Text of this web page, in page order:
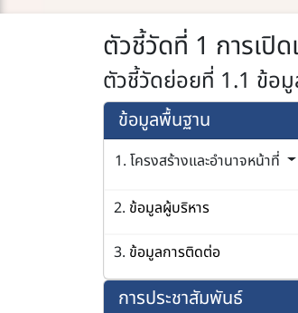
ตัวชี้วัดที่ 1 การเปิ
ตัวชี้วัดย่อยที่ 1.1 ข้อ
ข้อมูลพื้นฐาน
1. โครงสร้างและอำนาจหน้าที่
2. ข้อมูลผู้บริหาร
3. ข้อมูลการติดต่อ
การประชาสัมพันธ์